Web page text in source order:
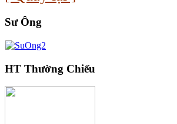
Sư Ông
HT Thường Chiếu